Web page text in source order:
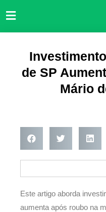
para
de SP
Mário
Este artigo aborda
aumenta após roubo na